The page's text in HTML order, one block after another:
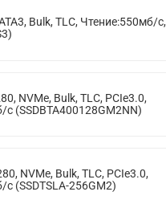
Bulk, TLC, Чтение:550мб/с,
NVMe, Bulk, TLC, PCIe3.0,
(SSDBTA400128GM2NN)
NVMe, Bulk, TLC, PCIe3.0,
(SSDTSLA-256GM2)